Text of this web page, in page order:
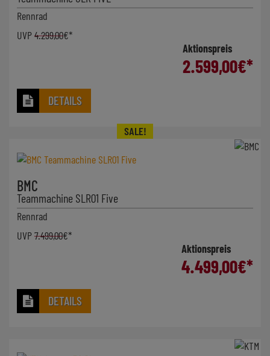
Rennrad
UVP4.299,00€*
Aktionspreis
2.599,00€*
DETAILS
BMC
Teammachine SLR01 Five
Rennrad
UVP7.499,00€*
Aktionspreis
4.499,00€*
DETAILS